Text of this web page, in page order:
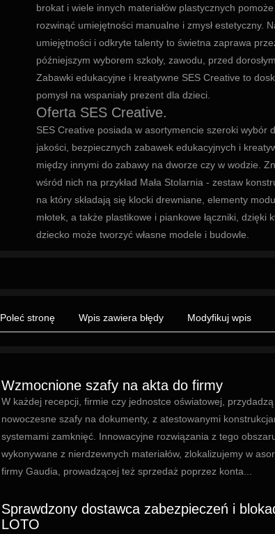
brokat i wiele innych materiałów plastycznych
rozwinąć umiejętności manualne i zmysł estetyczny.
umiejętności i odkryte talenty to świetna zaprawa
późniejszym wyborem szkoły, zawodu, przed
Zabawki edukacyjne i kreatywne SES Creative to
pomysł na wspaniały prezent dla dzieci.
Oferta SES Creative.
SES Creative posiada w asortymencie szeroki wybór
jakości, bezpiecznych zabawek edukacyjnych i
między innymi do zabawy na dworze czy w wodzie.
wśród nich na przykład Mała Stolarnia - zestaw
na który składają się klocki drewniane, elementy
młotek, a także plastikowe i piankowe łączniki, dzięki
dziecko może tworzyć własne modele i budowle.
Poleć stronę Wpis zawiera błędy Modyfikuj wpis
Wzmocnione szafy na akta do firmy
W każdej recepcji, firmie czy jednostce oświatowej, przydadzą
nowoczesne szafy na dokumenty, z atestowanymi
systemami zamknięć. Innowacyjne rozwiązania z tego
wykonywane z nierdzewnych materiałów, zlokalizujemy w
firmy Gaudia, prowadzącej też sprzedaż poprzez konta...
Sprawdzony dostawca zabezpieczeń i
LOTO